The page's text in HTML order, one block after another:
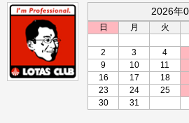
2026年
日 月 火
2
3 4
9
10 11
16
17 18
23
24 25
30
31